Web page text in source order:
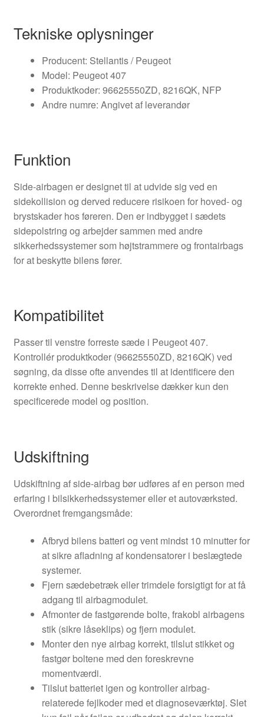
Tekniske oplysninger
Producent: Stellantis / Peugeot
Model: Peugeot 407
Produktkoder: 96625550ZD, 8216QK, NFP
Andre numre: Angivet af leverandør
Funktion
Side-airbagen er designet til at udvide sig ved en
sidekollision og derved reducere risikoen for hoved- og
brystskader hos føreren. Den er indbygget i sædets
sidepolstring og arbejder sammen med andre
sikkerhedssystemer som højtstrammere og frontairbags
for at beskytte bilens fører.
Kompatibilitet
Passer til venstre forreste sæde i Peugeot 407.
Kontrollér produktkoder (96625550ZD, 8216QK) ved
søgning, da disse ofte anvendes til at identificere den
korrekte enhed. Denne beskrivelse dækker kun den
specificerede model og position.
Udskiftning
Udskiftning af side-airbag bør udføres af en person med
erfaring i bilsikkerhedssystemer eller et autoværksted.
Overordnet fremgangsmåde:
Afbryd bilens batteri og vent mindst 10 minutter for
at sikre afladning af kondensatorer i beslægtede
systemer.
Fjern sædebetræk eller trimdele forsigtigt for at få
adgang til airbagmodulet.
Afmonter de fastgørende bolte, frakobl airbagens
stik (sikre låseklips) og fjern modulet.
Monter den nye airbag korrekt, tilslut stikket og
fastgør boltene med den foreskrevne
momentværdi.
Tilslut batteriet igen og kontroller airbag-
relaterede fejlkoder med et diagnoseværktøj. Slet